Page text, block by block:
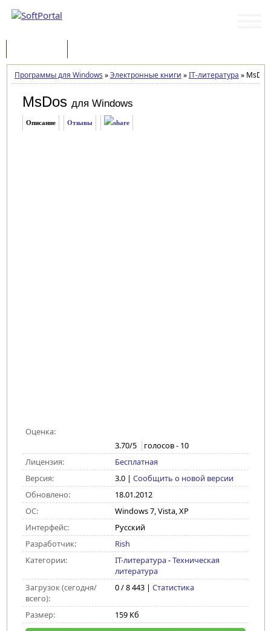
Программы для Windows »Электронные книги »IT-литература »MsDos
MsDos для Windows
Описание Отзывы
Оценка:
3.70/5 голосов - 10
Лицензия:
Бесплатная
Версия:
3.0| Сообщить о новой версии
Обновлено:
18.01.2012
ОС:
Windows 7, Vista, XP
Интерфейс:
Русский
Разработчик:
Rish
Категории:
IT-литература-Техническая
литература
Загрузок (сегодня/
всего):
0 / 8 443 | Статистика
Размер: 159 Кб